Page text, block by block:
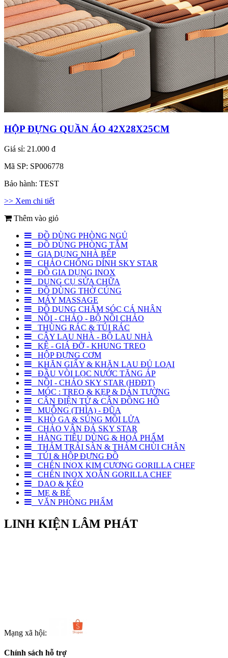
HỘP ĐỰNG QUẦN ÁO 42X28X25CM
Giá sỉ: 21.000 đ
Mã SP: SP006778
Bảo hành: TEST
>> Xem chi tiết
Thêm vào giỏ
ĐỒ DÙNG PHÒNG NGỦ
ĐỒ DÙNG PHÒNG TẮM
GIA DỤNG NHÀ BẾP
CHẢO CHỐNG DÍNH SKY STAR
ĐỒ GIA DỤNG INOX
DỤNG CỤ SỬA CHỮA
ĐỒ DÙNG THỜ CÚNG
MÁY MASSAGE
ĐỒ DUNG CHĂM SÓC CÁ NHÂN
NỒI - CHẢO - BỘ NỒI CHẢO
THÙNG RÁC & TÚI RÁC
CÂY LAU NHÀ - BỘ LAU NHÀ
KỆ - GIÁ ĐỠ - KHUNG TREO
HỘP ĐỰNG CƠM
KHĂN GIẤY & KHĂN LAU ĐỦ LOẠI
ĐẦU VÒI LỌC NƯỚC TĂNG ÁP
NỒI - CHẢO SKY STAR (HĐĐT)
MÓC : TREO & KẸP & DÁN TƯỜNG
CÂN ĐIỆN TỬ & CÂN ĐỒNG HỒ
MUỖNG (THÌA) - ĐŨA
KHÒ GA & SÚNG MỒI LỬA
CHẢO VÂN ĐÁ SKY STAR
HÀNG TIÊU DÙNG & HOÁ PHẨM
THẢM TRẢI SÀN & THẢM CHÙI CHÂN
TÚI & HỘP ĐỰNG ĐỒ
CHÉN INOX KIM CƯƠNG GORILLA CHEF
CHÉN INOX XOẮN GORILLA CHEF
DAO & KÉO
MẸ & BÉ
VĂN PHÒNG PHẨM
LINH KIỆN LÂM PHÁT
Mạng xã hội:
Chính sách hỗ trợ